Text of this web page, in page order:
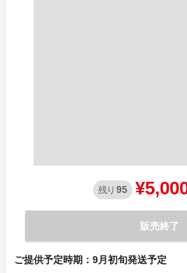
残り 95
販売終了
ご提供予定時期：9月初旬発送予定